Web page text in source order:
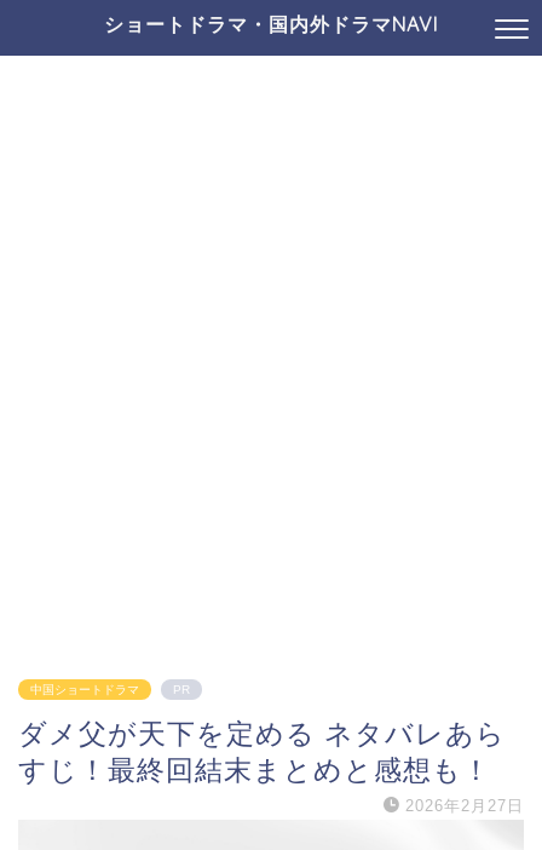
ショートドラマ・国内外ドラマNAVI
中国ショートドラマ PR
ダメ父が天下を定める ネタバレあら
すじ！最終回結末まとめと感想も！
2026年2月27日